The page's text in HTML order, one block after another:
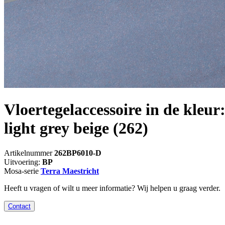
Vloertegelaccessoire in de kleur:
light grey beige (262)
Artikelnummer262BP6010-D
Uitvoering: BP
Mosa-serie Terra Maestricht
Heeft u vragen of wilt u meer informatie? Wij helpen u graag verder.
Contact